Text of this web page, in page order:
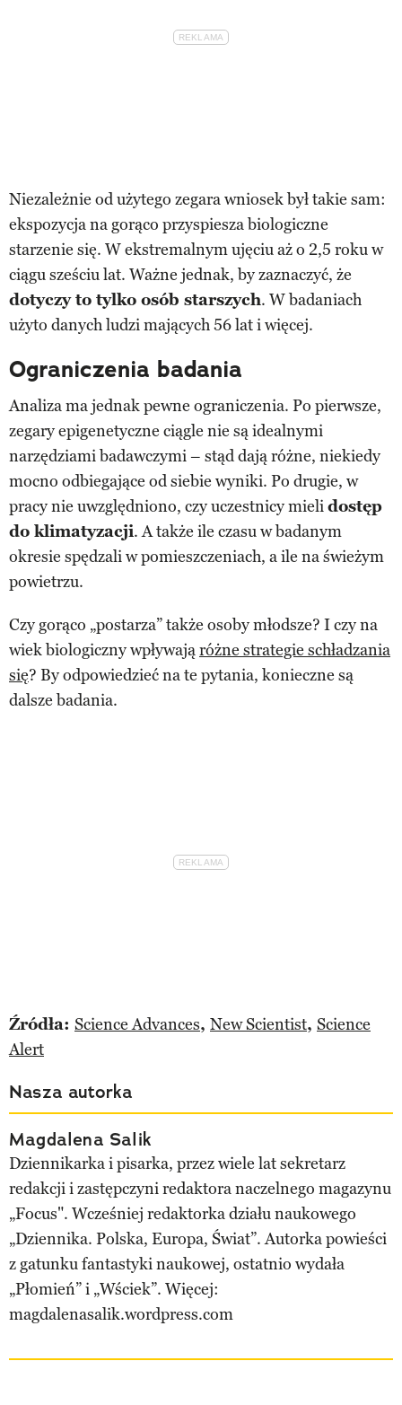
Niezależnie od użytego zegara wniosek był takie sam:
ekspozycja na gorąco przyspiesza biologiczne
starzenie się. W ekstremalnym ujęciu aż o 2,5 roku w
ciągu sześciu lat. Ważne jednak, by zaznaczyć, że
dotyczy to tylko osób starszych. W badaniach
użyto danych ludzi mających 56 lat i więcej.
Ograniczenia badania
Analiza ma jednak pewne ograniczenia. Po pierwsze,
zegary epigenetyczne ciągle nie są idealnymi
narzędziami badawczymi – stąd dają różne, niekiedy
mocno odbiegające od siebie wyniki. Po drugie, w
pracy nie uwzględniono, czy uczestnicy mielidostęp
do klimatyzacji. A także ile czasu w badanym
okresie spędzali w pomieszczeniach, a ile na świeżym
powietrzu.
Czy gorąco „postarza” także osoby młodsze? I czy na
wiek biologiczny wpływająróżne strategie schładzania
się? By odpowiedzieć na te pytania, konieczne są
dalsze badania.
Źródła: Science Advances, New Scientist, Science
Alert
Nasza autorka
Magdalena Salik
Dziennikarka i pisarka, przez wiele lat sekretarz
redakcji i zastępczyni redaktora naczelnego magazynu
„Focus". Wcześniej redaktorka działu naukowego
„Dziennika. Polska, Europa, Świat”. Autorka powieści
z gatunku fantastyki naukowej, ostatnio wydała
„Płomień” i „Wściek”. Więcej:
magdalenasalik.wordpress.com